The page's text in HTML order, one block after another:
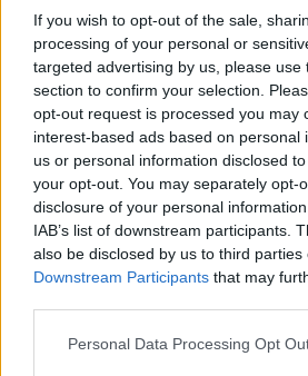
If you wish to opt-out of the sale,
processing of your personal or
targeted advertising by us, please use
section to confirm your selection.
opt-out request is processed you may
interest-based ads based on personal
us or personal information disclosed
your opt-out. You may separately opt-
disclosure of your personal
IAB’s list of downstream participants.
also be disclosed by us to third parties
Downstream Participants that may
Personal Data Processing Opt
despliegues solidarios,
cuestionesraciales,
más propicias. Ser
ventaja comparado conser
afganoen el discurso de
ciudadanos europeos, donde
selectividad o el rechazo
por el nacionalismo
las primeras señales de esa
compasión”que siempre
de varias semanas de guerra.
británico, muy combativo en
contra Moscú, ha sido el
raya y “privatizar” la
Macron se ha apresurado a